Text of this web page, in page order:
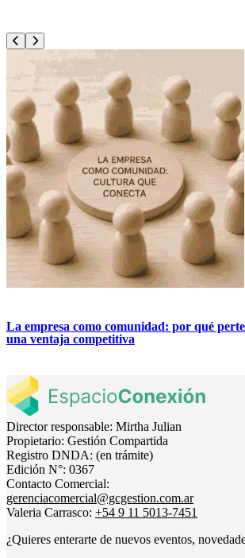
AnteriorSiguiente
La empresa como comunidad: por qué
una ventaja competitiva
Director responsable: Mirtha Julian
Propietario: Gestión Compartida
Registro DNDA: (en trámite)
Edición N°: 0367
Contacto Comercial:
gerenciacomercial@gcgestion.com.ar
Valeria Carrasco: +54 9 11 5013-7451
¿Quieres enterarte de nuevos eventos,